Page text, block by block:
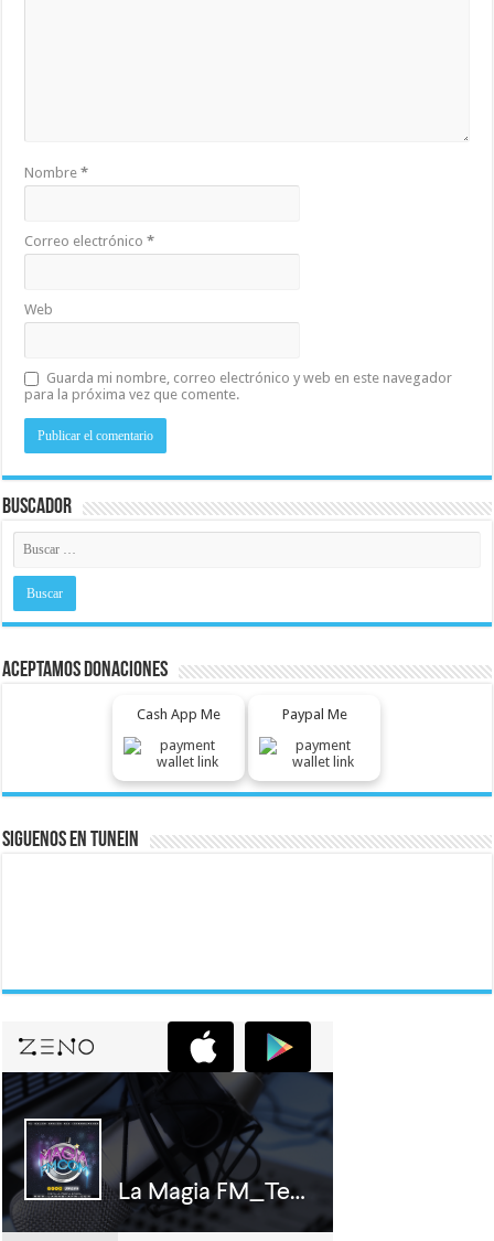
Nombre*
Correo electrónico*
Web
Guarda mi nombre, correo electrónico y web en este navegador
para la próxima vez que comente.
Buscador
Aceptamos Donaciones
Cash App Me Paypal Me
Siguenos En Tunein